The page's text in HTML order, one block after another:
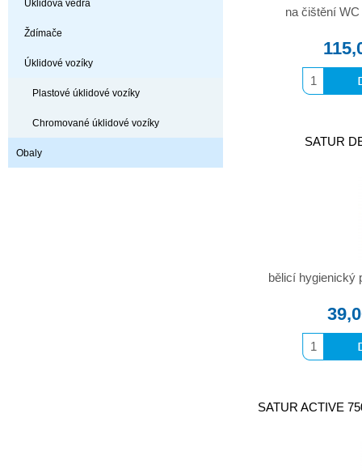
Úklidová vědra
Ždímače
Úklidové vozíky
Plastové úklidové vozíky
Chromované úklidové vozíky
Obaly
na čištění
SATUR
bělicí hygienický
SATUR ACTIVE